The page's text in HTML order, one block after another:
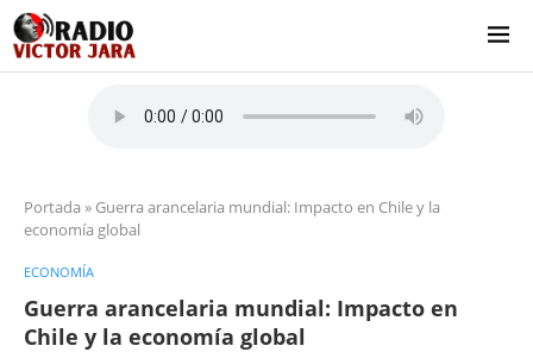
Portada » Guerra arancelaria mundial: Impacto en Chile y la
economía global
ECONOMÍA
Guerra arancelaria mundial: Impacto en
Chile y la economía global